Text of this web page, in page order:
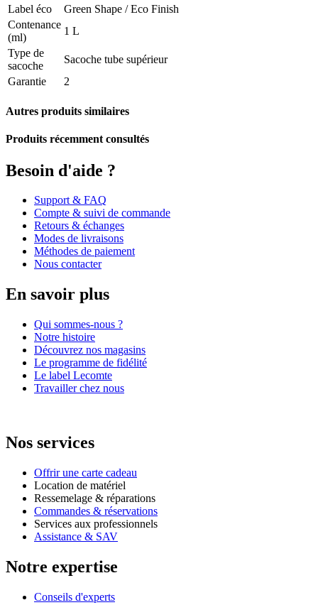
Label éco
Green Shape / Eco Finish
Contenance
(ml)
1 L
Type de
sacoche
Sacoche tube supérieur
Garantie
2
Autres produits similaires
Produits récemment consultés
Besoin d'aide ?
Support & FAQ
Compte & suivi de commande
Retours & échanges
Modes de livraisons
Méthodes de paiement
Nous contacter
En savoir plus
Qui sommes-nous ?
Notre histoire
Découvrez nos magasins
Le programme de fidélité
Le label Lecomte
Travailler chez nous
Nos services
Offrir une carte cadeau
Location de matériel
Ressemelage & réparations
Commandes & réservations
Services aux professionnels
Assistance & SAV
Notre expertise
Conseils d'experts